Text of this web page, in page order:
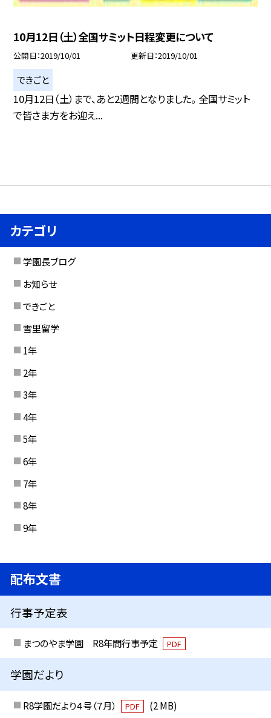
10月12日（土）全国サミット日程変更について
公開日 2019/10/01 更新日 2019/10/01
できごと
10月12日（土）まで、あと2週間となりました。 全国サミット
で皆さま方をお迎え...
カテゴリ
学園長ブログ
お知らせ
できごと
雪里留学
1年
2年
3年
4年
5年
6年
7年
8年
9年
配布文書
行事予定表
まつのやま学園 R8年間行事予定 PDF
学園だより
R8学園だより４号（７月） PDF
(2 MB)